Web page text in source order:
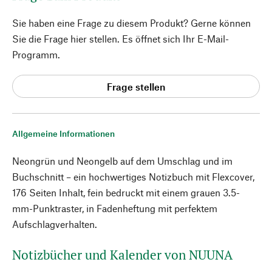
Allgemeine Informationen
Neongrün und Neongelb auf dem Umschlag und im
Buchschnitt – ein hochwertiges Notizbuch mit Flexcover,
176 Seiten Inhalt, fein bedruckt mit einem grauen 3.5-
mm-Punktraster, in Fadenheftung mit perfektem
Aufschlagverhalten.
Notizbücher und Kalender von NUUNA
Sie haben eine Frage zu diesem Produkt? Gerne können
Sie die Frage hier stellen. Es öffnet sich Ihr E-Mail-
Programm.
Frage stellen